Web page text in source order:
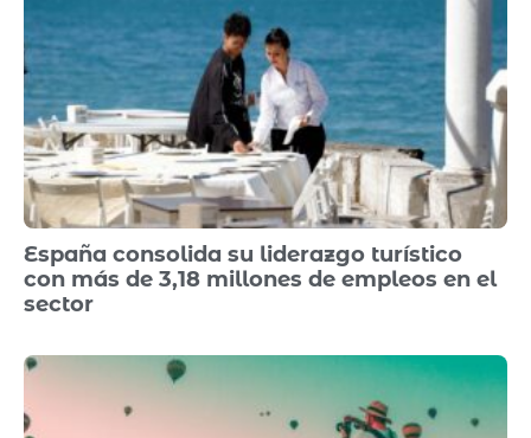
España consolida su liderazgo turístico
con más de 3,18 millones de empleos en el
sector